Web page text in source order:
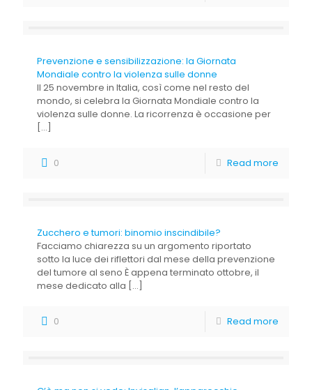
Prevenzione e sensibilizzazione: la Giornata
Mondiale contro la violenza sulle donne
Il 25 novembre in Italia, così come nel resto del
mondo, si celebra la Giornata Mondiale contro la
violenza sulle donne. La ricorrenza è occasione per
[…]
0 Read more
Zucchero e tumori: binomio inscindibile?
Facciamo chiarezza su un argomento riportato
sotto la luce dei riflettori dal mese della prevenzione
del tumore al seno È appena terminato ottobre, il
mese dedicato alla […]
0 Read more